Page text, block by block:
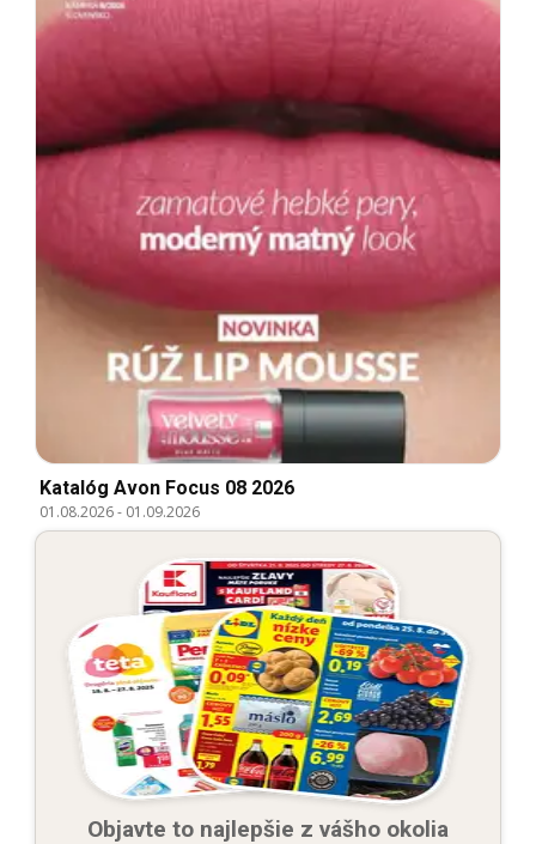
Katalóg Avon Focus 08 2026
01.08.2026- 01.09.2026
Objavte to najlepšie z vášho okolia